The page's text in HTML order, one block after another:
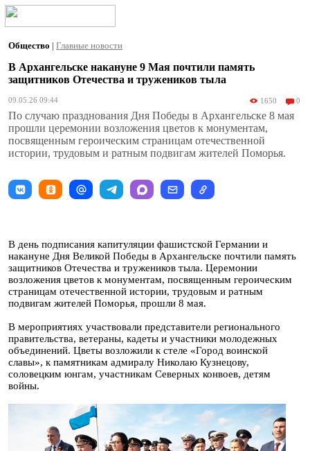
Общество | Главные новости
В Архангельске накануне 9 Мая почтили память
защитников Отечества и тружеников тыла
09.05.26 09:44 1650 0
По случаю празднования Дня Победы в Архангельске 8 мая
прошли церемонии возложения цветов к монументам,
посвященным героическим страницам отечественной
истории, трудовым и ратным подвигам жителей Поморья.
В день подписания капитуляции фашистской Германии и
накануне Дня Великой Победы в Архангельске почтили память
защитников Отечества и тружеников тыла. Церемонии
возложения цветов к монументам, посвященным героическим
страницам отечественной истории, трудовым и ратным
подвигам жителей Поморья, прошли 8 мая.
В мероприятиях участвовали представители регионального
правительства, ветераны, кадеты и участники молодежных
объединений. Цветы возложили к стеле «Город воинской
славы», к памятникам адмиралу Николаю Кузнецову,
соловецким юнгам, участникам Северных конвоев, детям
войны.